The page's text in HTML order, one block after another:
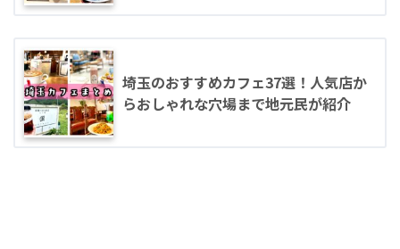
埼玉のおすすめカフェ37選！人気店か
らおしゃれな穴場まで地元民が紹介